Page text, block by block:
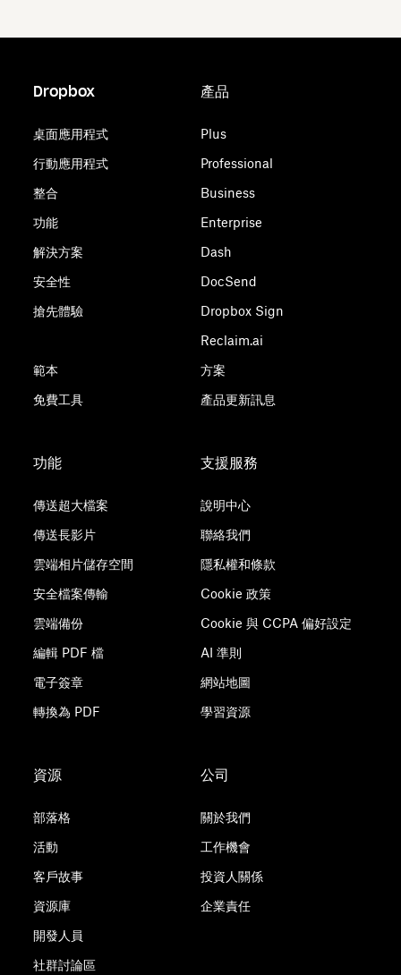
Dropbox
桌面應用程式
行動應用程式
整合
功能
解決方案
安全性
搶先體驗
範本
免費工具
產品
Plus
Professional
Business
Enterprise
Dash
DocSend
Dropbox Sign
Reclaim.ai
方案
產品更新訊息
功能
傳送超大檔案
傳送長影片
雲端相片儲存空間
安全檔案傳輸
雲端備份
編輯 PDF 檔
電子簽章
轉換為 PDF
支援服務
說明中心
聯絡我們
隱私權和條款
Cookie 政策
Cookie 與 CCPA 偏好設定
AI 準則
網站地圖
學習資源
資源
部落格
活動
客戶故事
資源庫
開發人員
社群討論區
公司
關於我們
工作機會
投資人關係
企業責任